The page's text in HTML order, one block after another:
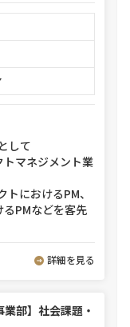
して
マネジメント業
におけるPM、
PMなどを客先
詳細を見る
業部】社会課題・